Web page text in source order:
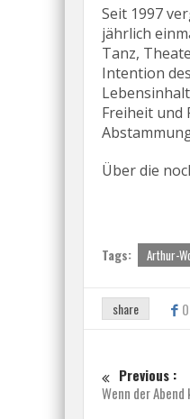
Seit 1997
jährlich
Tanz,
Intention
Freiheit und
Über die
Tags: Arthur-
share 0
Previous :
Wenn der